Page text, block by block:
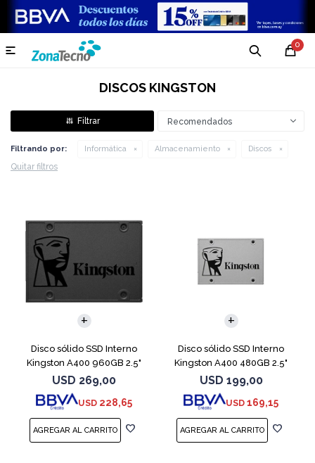
0

DISCOS KINGSTON
Recomendados
Filtrando por: Informática Almacenamiento Discos
Quitar filtros
Disco sólido SSD Interno
Kingston A400 960GB 2.5"
SATA 3
USD 269,00
USD 228,65
Disco sólido SSD Interno
Kingston A400 480GB 2.5"
SATA 3
USD 199,00
USD 169,15